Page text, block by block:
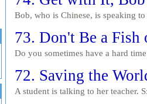
Bob, who is Chinese, is speaking
73. Don't Be a Fish
Do you sometimes have a hard
72. Saving the
A student is talking to her teacher.